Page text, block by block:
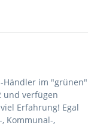
Händler im "grünen"
und verfügen
Erfahrung! Egal
Kommunal-,